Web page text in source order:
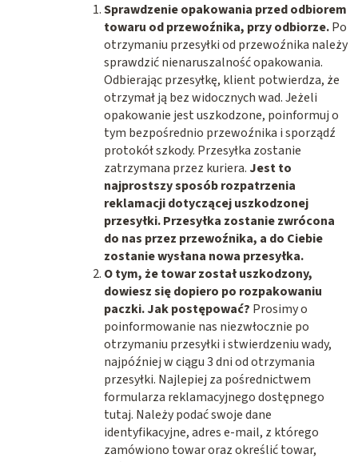
Sprawdzenie opakowania przed odbiorem
towaru od przewoźnika, przy odbiorze.Po
otrzymaniu przesyłki od przewoźnika należy
sprawdzić nienaruszalność opakowania.
Odbierając przesyłkę, klient potwierdza, że
otrzymał ją bez widocznych wad. Jeżeli
opakowanie jest uszkodzone, poinformuj o
tym bezpośrednio przewoźnika i sporządź
protokół szkody. Przesyłka zostanie
zatrzymana przez kuriera. Jest to
najprostszy sposób rozpatrzenia
reklamacji dotyczącej uszkodzonej
przesyłki. Przesyłka zostanie zwrócona
do nas przez przewoźnika, a do Ciebie
zostanie wysłana nowa przesyłka.
O tym, że towar został uszkodzony,
dowiesz się dopiero po rozpakowaniu
paczki. Jak postępować? Prosimy o
poinformowanie nas niezwłocznie po
otrzymaniu przesyłki i stwierdzeniu wady,
najpóźniej w ciągu 3 dni od otrzymania
przesyłki. Najlepiej za pośrednictwem
formularza reklamacyjnego dostępnego
tutaj. Należy podać swoje dane
identyfikacyjne, adres e-mail, z którego
zamówiono towar oraz określić towar,